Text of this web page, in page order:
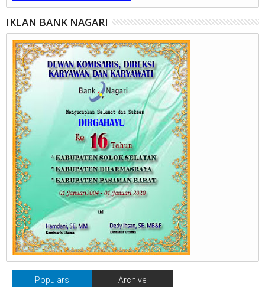
IKLAN BANK NAGARI
Populars Archive